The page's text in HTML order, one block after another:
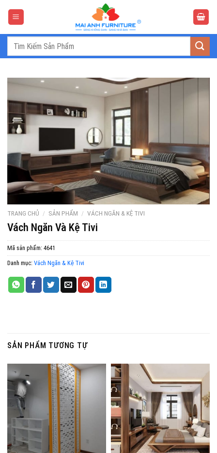
Tìm
TRANG CHỦ / SẢN PHẨM / VÁCH NGĂN & KỆ TIVI
Vách Ngăn Và Kệ Tivi
Mã sản phẩm: 4641
Danh mục: Vách Ngăn & Kệ Tivi
SẢN PHẨM TƯƠNG TỰ